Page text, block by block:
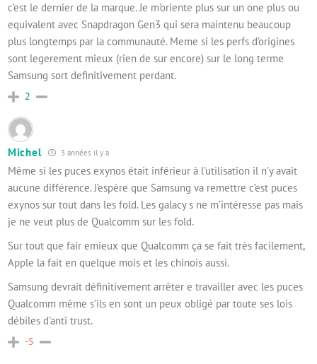
c’est le dernier de la marque. Je m’oriente plus sur un one plus ou
equivalent avec Snapdragon Gen3 qui sera maintenu beaucoup
plus longtemps par la communauté. Meme si les perfs d’origines
sont legerement mieux (rien de sur encore) sur le long terme
Samsung sort definitivement perdant.
2
Michel 3 années il y a
Même si les puces exynos était inférieur à l’utilisation il n’y avait
aucune différence. J’espère que Samsung va remettre c’est puces
exynos sur tout dans les fold. Les galacy s ne m’intéresse pas mais
je ne veut plus de Qualcomm sur les fold.
Sur tout que fair emieux que Qualcomm ça se fait très facilement,
Apple la fait en quelque mois et les chinois aussi.
Samsung devrait définitivement arrêter e travailler avec les puces
Qualcomm même s’ils en sont un peux obligé par toute ses lois
débiles d’anti trust.
-5